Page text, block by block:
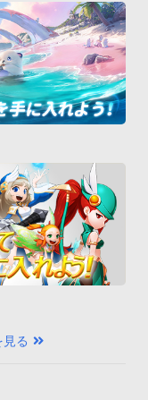
TTS(無償)が
れている場合、探知
ステムについて】
動読取装置)はVer6.0
る